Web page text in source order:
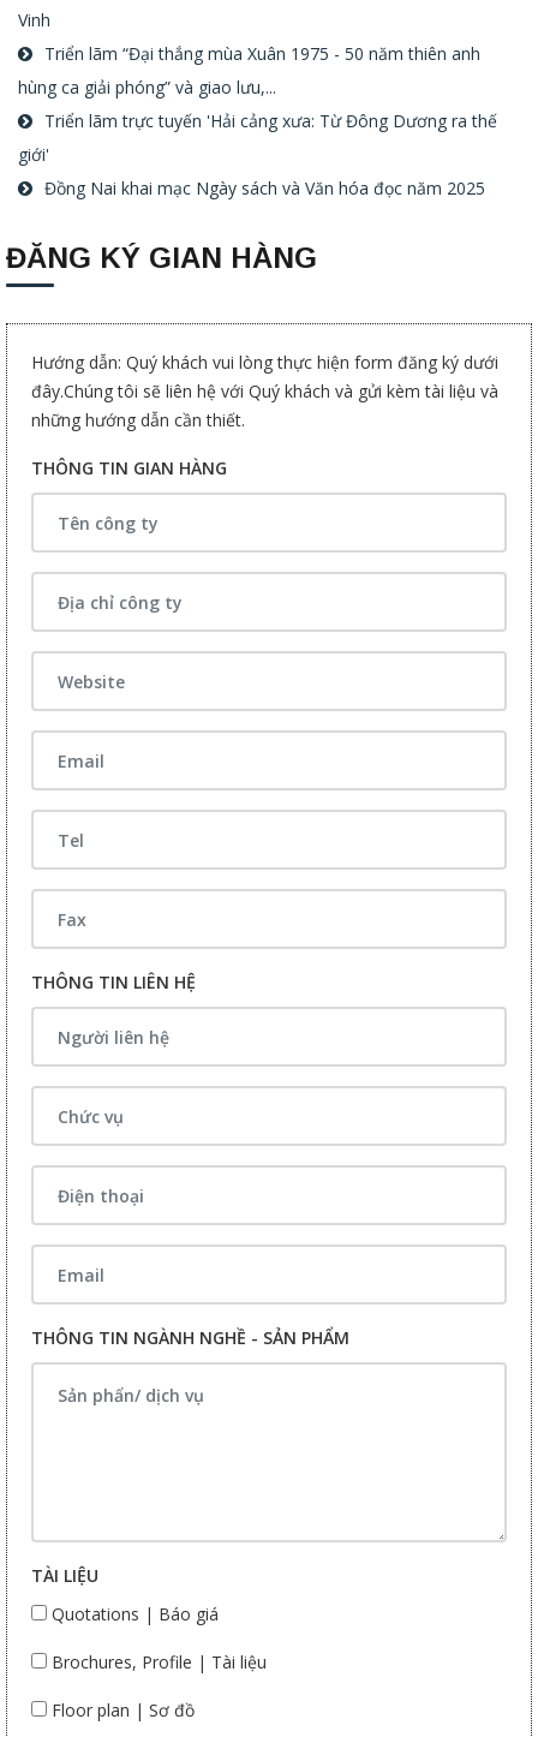
Vinh
Triển lãm “Đại thắng mùa Xuân 1975 - 50 năm thiên anh
hùng ca giải phóng” và giao lưu,...
Triển lãm trực tuyến 'Hải cảng xưa: Từ Đông Dương ra thế
giới'
Đồng Nai khai mạc Ngày sách và Văn hóa đọc năm 2025
ĐĂNG KÝ GIAN HÀNG
Hướng dẫn: Quý khách vui lòng thực hiện form đăng ký dưới
đây.Chúng tôi sẽ liên hệ với Quý khách và gửi kèm tài liệu và
những hướng dẫn cần thiết.
THÔNG TIN GIAN HÀNG
THÔNG TIN LIÊN HỆ
THÔNG TIN NGÀNH NGHỀ - SẢN PHẨM
TÀI LIỆU
Quotations | Báo giá
Brochures, Profile | Tài liệu
Floor plan | Sơ đồ